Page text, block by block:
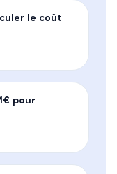
le coût
pour